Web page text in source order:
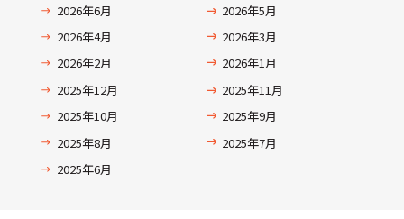
2026年6月
2026年5月
2026年4月
2026年3月
2026年2月
2026年1月
2025年12月
2025年11月
2025年10月
2025年9月
2025年8月
2025年7月
2025年6月